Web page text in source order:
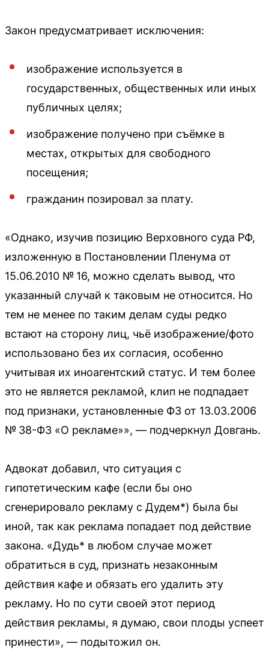
Закон предусматривает исключения:
изображение используется в
государственных, общественных или иных
публичных целях;
изображение получено при съёмке в
местах, открытых для свободного
посещения;
гражданин позировал за плату.
«Однако, изучив позицию Верховного суда РФ,
изложенную в Постановлении Пленума от
15.06.2010 № 16, можно сделать вывод, что
указанный случай к таковым не относится. Но
тем не менее по таким делам суды редко
встают на сторону лиц, чьё изображение/фото
использовано без их согласия, особенно
учитывая их иноагентский статус. И тем более
это не является рекламой, клип не подпадает
под признаки, установленные ФЗ от 13.03.2006
№ 38-ФЗ «О рекламе»», — подчеркнул Довгань.
Адвокат добавил, что ситуация с
гипотетическим кафе (если бы оно
сгенерировало рекламу с Дудем*) была бы
иной, так как реклама попадает под действие
закона. «Дудь* в любом случае может
обратиться в суд, признать незаконным
действия кафе и обязать его удалить эту
рекламу. Но по сути своей этот период
действия рекламы, я думаю, свои плоды успеет
принести», — подытожил он.